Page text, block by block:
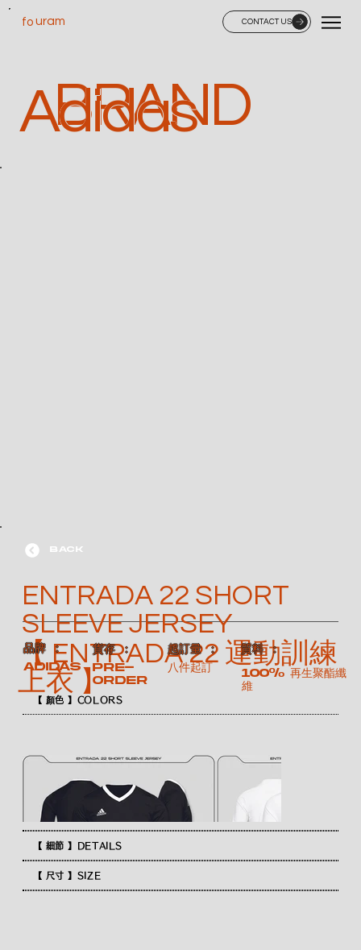
CONTACT US
uram
fo
BRAND
Adidas
【 顏色 】COLORS
【 細節 】DETAILS
【 尺寸 】SIZE
BACK
ENTRADA 22 SHORT
SLEEVE JERSEY
【 ENTRADA 22 運動訓練
上衣 】
​品牌 ：
ADIDAS
​貨存 ：
Pre-
order
​起訂量 ：
八件起訂
​質料 ：
100% 再生聚酯纖
維